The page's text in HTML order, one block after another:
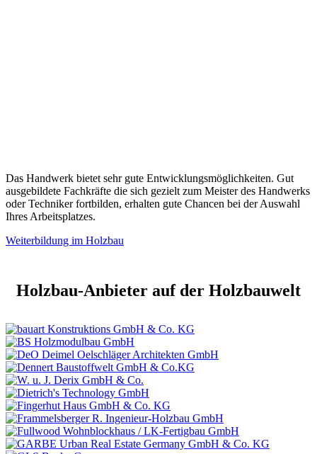
Das Handwerk bietet sehr gute Entwicklungsmöglichkeiten. Gut
ausgebildete Fachkräfte die sich gezielt zum Meister des Handwerks
oder Techniker fortbilden, erhalten gute Chancen bei der Auswahl
Ihres Arbeitsplatzes.
Weiterbildung im Holzbau
Holzbau-Anbieter auf der Holzbauwelt